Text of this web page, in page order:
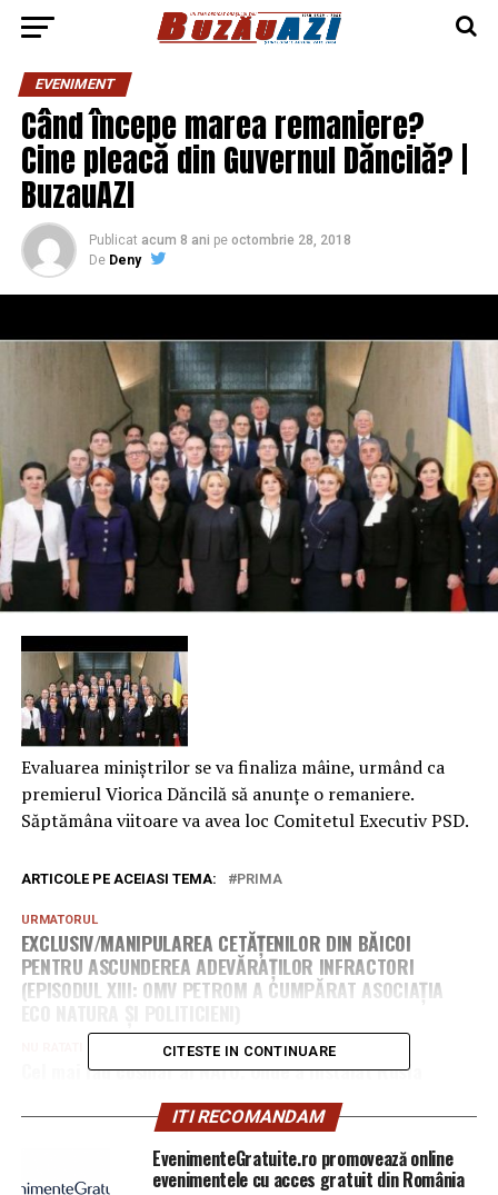
EVENIMENT
Când începe marea remaniere?
Cine pleacă din Guvernul Dăncilă? |
BuzauAZI
Publicat acum 8 ani pe octombrie 28, 2018
De Deny
Evaluarea miniştrilor se va finaliza mâine, urmând ca
premierul Viorica Dăncilă să anunțe o remaniere.
Săptămâna viitoare va avea loc Comitetul Executiv PSD.
ARTICOLE PE ACEIASI TEMA: PRIMA
URMATORUL
EXCLUSIV/MANIPULAREA CETĂȚENILOR DIN BĂICOI
PENTRU ASCUNDEREA ADEVĂRAȚILOR INFRACTORI
(EPISODUL XIII: OMV PETROM A CUMPĂRAT ASOCIAȚIA
Cel mai rău coșmar al NATO. Unde a instalat Rusia
CITESTE IN CONTINUARE
ITI RECOMANDAM
EvenimenteGratuite.ro promovează online
evenimentele cu acces gratuit din România